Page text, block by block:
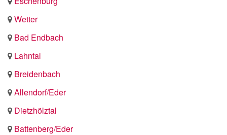
Wetter
Bad Endbach
Lahntal
Breidenbach
Allendorf/Eder
Dietzhölztal
Battenberg/Eder